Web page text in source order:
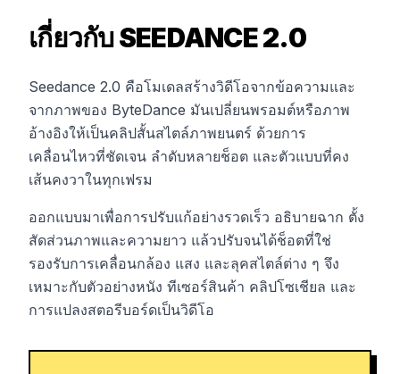
เกี่ยวกับ SEEDANCE 2.0
Seedance 2.0 คือโมเดลสร้างวิดีโอจากข้อความและ
จากภาพของ ByteDance มันเปลี่ยนพรอมต์หรือภาพ
อ้างอิงให้เป็นคลิปสั้นสไตล์ภาพยนตร์ ด้วยการ
เคลื่อนไหวที่ชัดเจน ลำดับหลายช็อต และตัวแบบที่คง
เส้นคงวาในทุกเฟรม
ออกแบบมาเพื่อการปรับแก้อย่างรวดเร็ว อธิบายฉาก ตั้ง
สัดส่วนภาพและความยาว แล้วปรับจนได้ช็อตที่ใช่
รองรับการเคลื่อนกล้อง แสง และลุคสไตล์ต่าง ๆ จึง
เหมาะกับตัวอย่างหนัง ทีเซอร์สินค้า คลิปโซเชียล และ
การแปลงสตอรีบอร์ดเป็นวิดีโอ